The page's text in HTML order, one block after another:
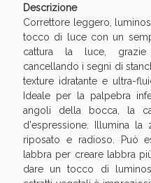
Descrizione
Correttore leggero,
tocco di luce con un
cattura la luce, grazie
cancellando i segni di
texture idratante e ultra-
Ideale per la palpebra
angoli della bocca, la
d'espressione. Illumina
riposato e radioso. Può
labbra per creare labbra
dare un tocco di